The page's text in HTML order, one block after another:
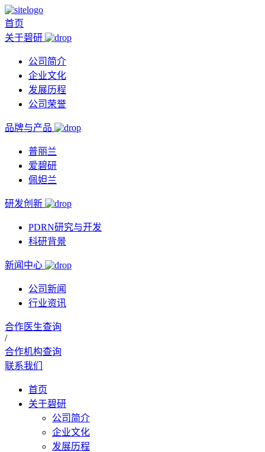
首页
关于碧研
公司简介
企业文化
发展历程
公司荣誉
品牌与产品
普丽兰
爱碧研
佩妲兰
研发创新
PDRN研究与开发
科研背景
新闻中心
公司新闻
行业资讯
合作医生查询
/
合作机构查询
联系我们
首页
关于碧研
公司简介
企业文化
发展历程